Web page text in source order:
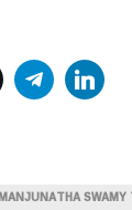
TwitterTelegram